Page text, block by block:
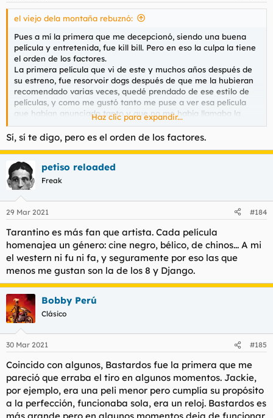
el viejo dela montaña rebuznó:
Pues a mí la primera que me decepcionó, siendo una buena
película y entretenida, fue kill bill. Pero en eso la culpa la tiene
el orden de los factores.
La primera película que vi de este y muchos años después de
su estreno, fue resorvoir dogs después de que me la hubieran
recomendado varias veces, quedé prendado de ese estilo de
películas, y como me gustó tanto me puse a ver esa película
que habían anunciado tanto y que no me había llamaba la
atención para verla, Pulp Fictión.
Después de eso, cualquier cosa que hiciese este tío debía ser
apoteósico, luego salió Jacky Brown, muy buena película,
aunque por debajo de Pulp Fiction, pero entra dentro de la
línea que llevaba hasta entonces.
Ay por Dios, no me digas!
Haz clic para expandir...
Sí, sí te digo, pero es el orden de los factores.
petiso reloaded
Freak
29 Mar 2021 #184
Tarantino es más fan que artista. Cada película
homenajea un género: cine negro, bélico, de chinos... A mi
el western ni fu ni fa, y seguramente por eso las que
menos me gustan son la de los 8 y Django.
Bobby Perú
Clásico
30 Mar 2021 #185
Coincido con algunos, Bastardos fue la primera que me
pareció que erraba el tiro en algunos momentos. Jackie,
por ejemplo, era una peli menor pero cumplía su propósito
a la perfección, funcionaba sola, era un reloj. Bastardos es